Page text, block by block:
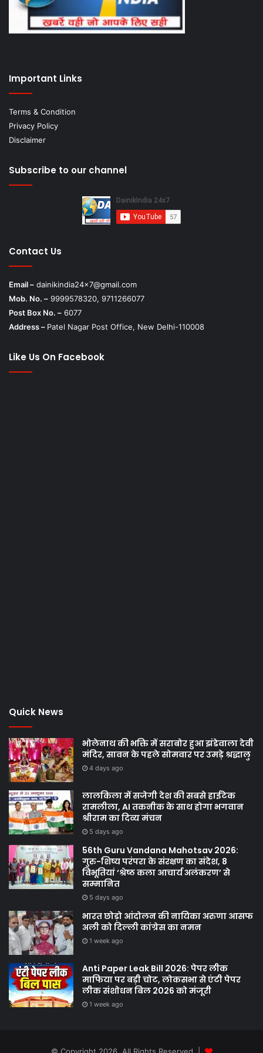
Important Links
Terms & Condition
Privacy Policy
Disclaimer
Subscribe to our channel
Contact Us
Email – dainikindia24x7@gmail.com
Mob. No. – 9999578320, 9711266077
Post Box No. – 6077
Address – Patel Nagar Post Office, New Delhi-110008
Like Us On Facebook
Quick News
भोलेनाथ की भक्ति में सराबोर हुआ झंडेवाला देवी
मंदिर, सावन के पहले सोमवार पर उमड़े श्रद्धालु
4 days ago
लालकिला में सजेगी देश की सबसे हाईटेक
रामलीला, AI तकनीक के साथ होगा भगवान
श्रीराम का दिव्य मंचन
5 days ago
56th Guru Vandana Mahotsav 2026:
गुरु-शिष्य परंपरा के संरक्षण का संदेश, 8
विभूतियां ‘श्रेष्ठ कला आचार्य अलंकरण’ से
सम्मानित
5 days ago
भारत छोड़ो आंदोलन की नायिका अरुणा आसफ
अली को दिल्ली कांग्रेस का नमन
1 week ago
Anti Paper Leak Bill 2026: पेपर लीक
माफिया पर बड़ी चोट, लोकसभा से एंटी पेपर
लीक संशोधन बिल 2026 को मंजूरी
1 week ago
© Copyright 2026, All Rights Reserved |